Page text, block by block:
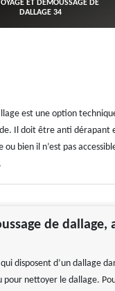
ET DÉMOUSSAGE DE
DALLAGE 34
est une option
Il doit être anti
bien il n’est pas
de dallage,
disposent d’un dallage
pour nettoyer le dallage.